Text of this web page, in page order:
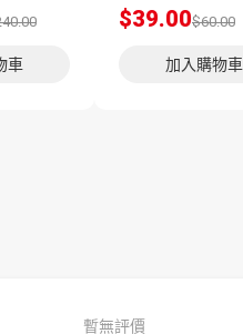
車
$39.00$60.00
加入購物車
暫無評價